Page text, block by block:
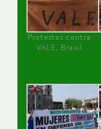
Protestas contra
VALE, Brasil